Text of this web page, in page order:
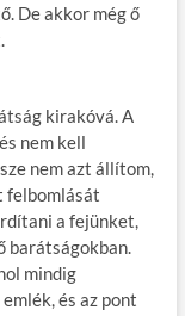
De akkor még ő
kirakóvá. A
nem kell
nem azt állítom,
felbomlását
a fejünket,
barátságokban.
mindig
és az pont